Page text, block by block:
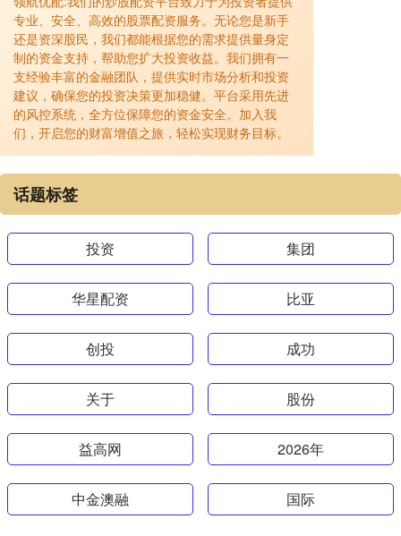
专业、安全、高效的股票配资服务。无论您是新手
还是资深股民，我们都能根据您的需求提供量身定
制的资金支持，帮助您扩大投资收益。我们拥有一
支经验丰富的金融团队，提供实时市场分析和投资
建议，确保您的投资决策更加稳健。平台采用先进
的风控系统，全方位保障您的资金安全。加入我
们，开启您的财富增值之旅，轻松实现财务目标。
话题标签
投资 集团
华星配资 比亚
创投 成功
关于 股份
益高网 2026年
中金澳融 国际